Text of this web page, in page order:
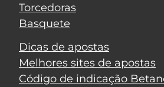
Torcedoras
Basquete
Dicas de apostas
Melhores sites de apostas
Código de indicação